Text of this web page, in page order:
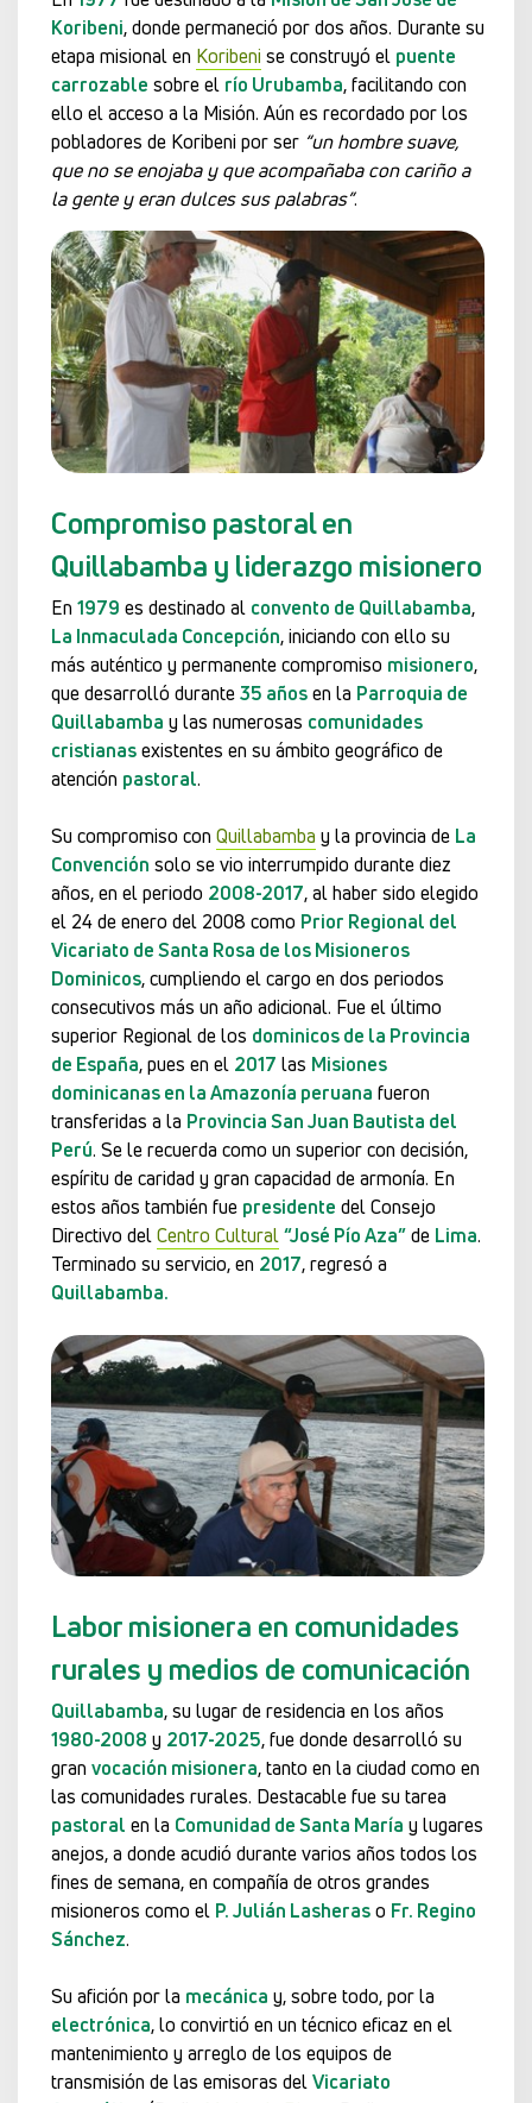
Koribeni, donde permaneció por dos años. Durante su
etapa misional en Koribeni se construyó el puente
carrozable sobre el río Urubamba, facilitando con
ello el acceso a la Misión. Aún es recordado por los
pobladores de Koribeni por ser “un hombre suave,
que no se enojaba y que acompañaba con cariño a
la gente y eran dulces sus palabras”.
Compromiso pastoral en
Quillabamba y liderazgo misionero
En 1979 es destinado al convento de Quillabamba,
La Inmaculada Concepción, iniciando con ello su
más auténtico y permanente compromiso misionero,
que desarrolló durante35 añosen la Parroquia de
Quillabamba y las numerosas comunidades
cristianasexistentes en su ámbito geográfico de
atención pastoral.
Su compromiso con Quillabamba y la provincia de La
Convención solo se vio interrumpido durante diez
años, en el periodo 2008-2017, al haber sido elegido
el 24 de enero del 2008 como Prior Regional del
Vicariato de Santa Rosa de los Misioneros
Dominicos, cumpliendo el cargo en dos periodos
consecutivos más un año adicional. Fue el último
superior Regional de los dominicos de la Provincia
de España, pues en el 2017 las Misiones
dominicanas en la Amazonía peruana fueron
transferidas a la Provincia San Juan Bautista del
Perú. Se le recuerda como un superior con decisión,
espíritu de caridad y gran capacidad de armonía. En
estos años también fue presidente del Consejo
Directivo delCentro Cultural“José Pío Aza”de Lima.
Terminado su servicio, en 2017, regresó a
Quillabamba.
Labor misionera en comunidades
rurales y medios de comunicación
Quillabamba, su lugar de residencia en los años
1980-2008 y 2017-2025, fue donde desarrolló su
gran vocación misionera, tanto en la ciudad como en
las comunidades rurales. Destacable fue su tarea
pastoral en la Comunidad de Santa María y lugares
anejos, a donde acudió durante varios años todos los
fines de semana, en compañía de otros grandes
misioneros como el P. Julián Lasheraso Fr. Regino
Sánchez.
Su afición por la mecánica y, sobre todo, por la
electrónica, lo convirtió en un técnico eficaz en el
mantenimiento y arreglo de los equipos de
transmisión de las emisoras delVicariato